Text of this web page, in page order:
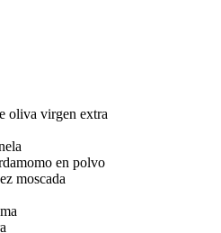
oliva virgen extra
en polvo
moscada